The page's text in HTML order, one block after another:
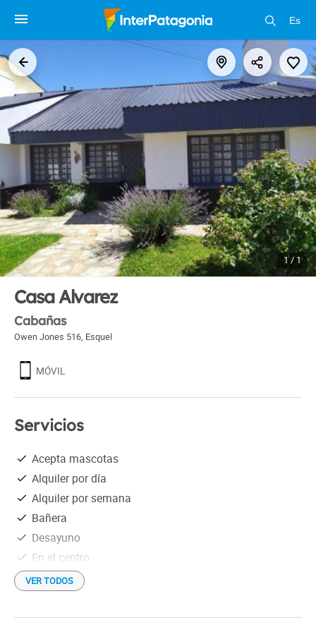
Es
1 / 1
Casa Alvarez
Cabañas
Owen Jones 516, Esquel
MÓVIL
Servicios
Acepta mascotas
Alquiler por día
Alquiler por semana
Bañera
Desayuno
En el centro
Estacionamiento gratis
Hogar a leña
Netflix
VER TODOS